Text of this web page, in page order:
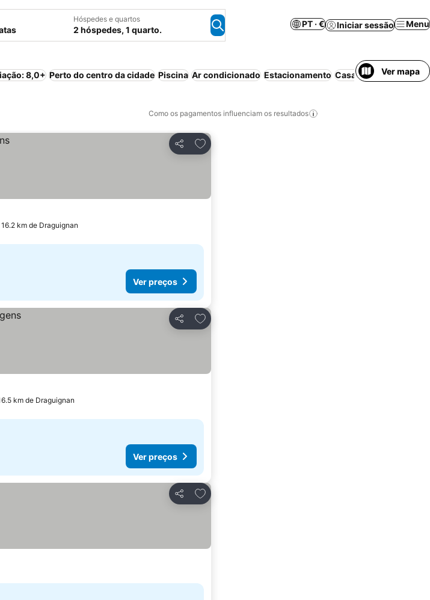
Hóspedes e quartos
2 hóspedes, 1 quarto.
PT · € Iniciar sessão Menu
8,0+ Perto do centro da cidade Piscina Ar condicionado Estacionamento Casa/apartamento
Ver mapa
Como os pagamentos influenciam os resultados
Partilhar
Adicionar aos favoritos
km de Draguignan
Ver preços
Partilhar
Adicionar aos favoritos
km de Draguignan
Ver preços
Partilhar
Adicionar aos favoritos